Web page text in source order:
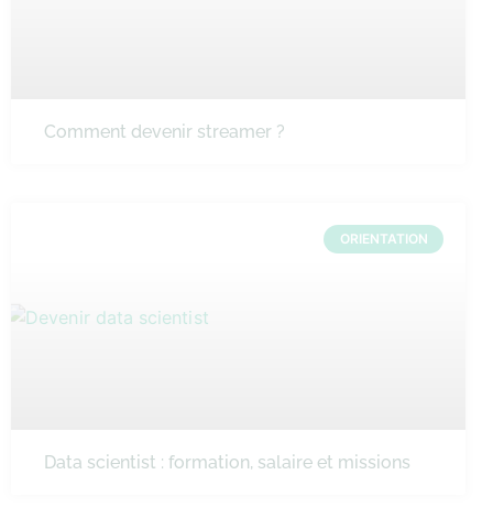
Comment devenir streamer ?
ORIENTATION
Data scientist : formation, salaire et missions